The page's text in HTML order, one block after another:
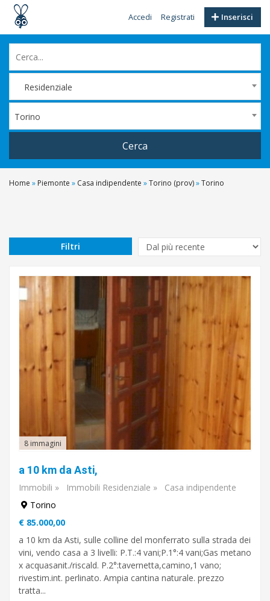
Inserisci
Accedi Registrati
Residenziale
Torino
Cerca
Da
€
A
Sottocategoria
Tipo
di
Cucina
Classe
energetica
Home » Piemonte » Casa indipendente »Torino (prov)»Torino
Filtri
8 immagini
a 10 km da Asti,
Immobili » Immobili Residenziale »
Casa indipendente
Torino
€ 85.000,00
a 10 km da Asti, sulle colline del monferrato sulla strada dei
vini, vendo casa a 3 livelli: P.T.:4 vani;P.1°:4 vani;Gas metano
x acquasanit./riscald. P.2°:tavernetta,camino,1 vano;
rivestim.int. perlinato. Ampia cantina naturale. prezzo
tratta...